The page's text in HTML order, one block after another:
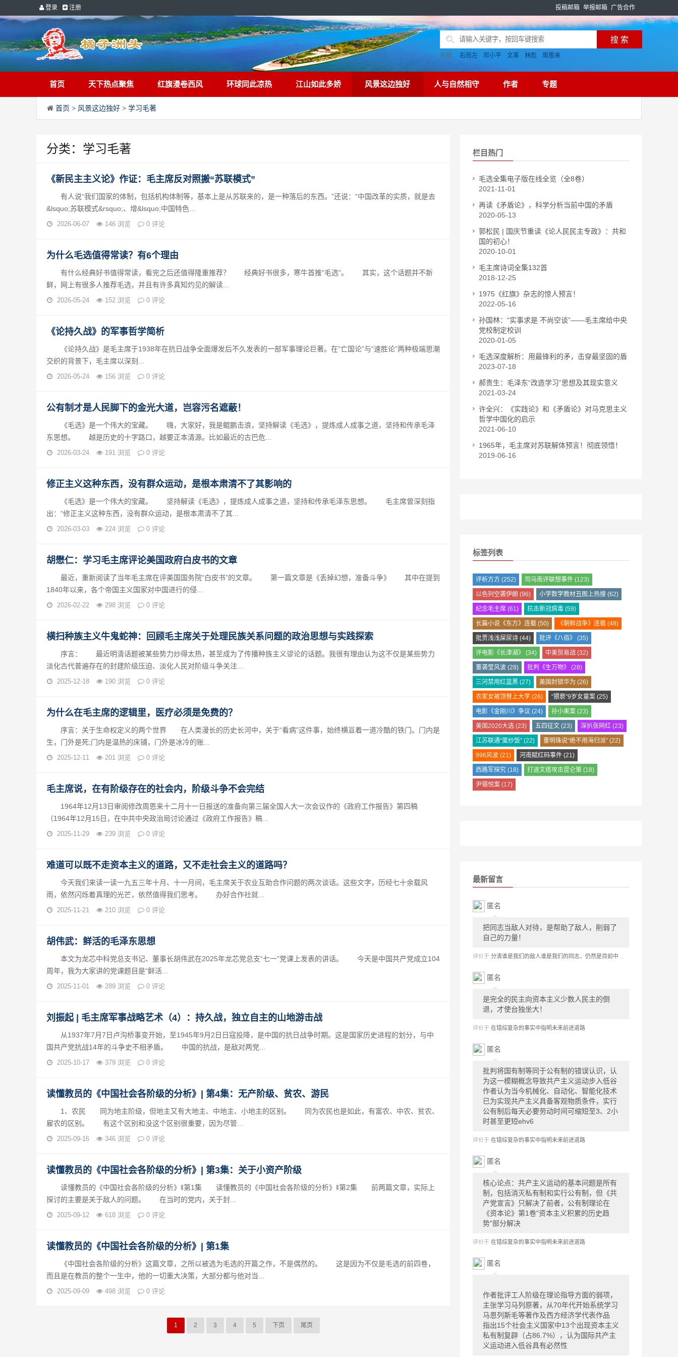
登录 注册 投稿邮箱 举报邮箱 广告合作
热搜： 右而左 邓小平 文革 林彪 周恩来
首页 天下热点聚焦 红旗漫卷西风 环球同此凉热 江山如此多娇 风景这边独好 人与自然相守 作者 专题
首页 > 风景这边独好 > 学习毛著
分类：学习毛著
《新民主主义论》作证：毛主席反对照搬“苏联模式”
有人说“我们国家的体制，包括机构体制等，基本上是从苏联来的，是一种落后的东西。”还说：“中国改革的实质，就是去
&lsquo;苏联模式&rsquo;、增&lsquo;中国特色...
2026-06-07 146 浏览 0 评论
为什么毛选值得常读？有6个理由
有什么经典好书值得常读，看完之后还值得隆重推荐？ 经典好书很多，寒牛首推“毛选”。 其实，这个话题并不新
鲜，网上有很多人推荐毛选，并且有许多真知灼见的解读...
2026-05-24 152 浏览 0 评论
《论持久战》的军事哲学简析
《论持久战》是毛主席于1938年在抗日战争全面爆发后不久发表的一部军事理论巨著。在“亡国论”与“速胜论”两种极端思潮
交织的背景下，毛主席以深刻...
2026-05-24 156 浏览 0 评论
公有制才是人民脚下的金光大道，岂容污名遮蔽！
《毛选》是一个伟大的宝藏。 嗨，大家好，我是鲲鹏击浪，坚持解读《毛选》，提炼成人成事之道，坚持和传承毛泽
东思想。 越是历史的十字路口，越要正本清源。比如最近的古巴危...
2026-03-24 191 浏览 0 评论
修正主义这种东西，没有群众运动，是根本肃清不了其影响的
《毛选》是一个伟大的宝藏。 坚持解读《毛选》，提炼成人成事之道，坚持和传承毛泽东思想。 毛主席曾深刻指
出：“修正主义这种东西，没有群众运动，是根本肃清不了其...
2026-03-03 224 浏览 0 评论
胡懋仁：学习毛主席评论美国政府白皮书的文章
最近，重新阅读了当年毛主席在评美国国务院“白皮书”的文章。 第一篇文章是《丢掉幻想，准备斗争》 其中在提到
1840年以来，各个帝国主义国家对中国进行的侵...
2026-02-22 298 浏览 0 评论
横扫种族主义牛鬼蛇神：回顾毛主席关于处理民族关系问题的政治思想与实践探索
序言： 最近明清话题被某些势力炒得太热，甚至成为了传播种族主义谬论的话题。我很有理由认为这不仅是某些势力
淡化古代普遍存在的封建阶级压迫、淡化人民对阶级斗争关注...
2025-12-18 190 浏览 0 评论
为什么在毛主席的逻辑里，医疗必须是免费的？
序言：关于生命权定义的两个世界 在人类漫长的历史长河中，关于“看病”这件事，始终横亘着一道冷酷的铁门。门内是
生，门外是死;门内是温热的床铺，门外是冰冷的账...
2025-12-11 201 浏览 0 评论
毛主席说，在有阶级存在的社会内，阶级斗争不会完结
1964年12月13日审阅修改周恩来十二月十一日报送的准备向第三届全国人大一次会议作的《政府工作报告》第四稿
（1964年12月15日，在中共中央政治局讨论通过《政府工作报告》稿...
2025-11-29 239 浏览 0 评论
难道可以既不走资本主义的道路，又不走社会主义的道路吗？
今天我们来读一读一九五三年十月、十一月间，毛主席关于农业互助合作问题的两次谈话。这些文字，历经七十余载风
雨，依然闪烁着真理的光芒，依然值得我们思考。 办好合作社就...
2025-11-21 210 浏览 0 评论
胡伟武：鲜活的毛泽东思想
本文为龙芯中科党总支书记、董事长胡伟武在2025年龙芯党总支“七一”党课上发表的讲话。 今天是中国共产党成立104
周年，我为大家讲的党课题目是“鲜活...
2025-11-01 289 浏览 0 评论
刘振起 | 毛主席军事战略艺术（4）：持久战，独立自主的山地游击战
从1937年7月7日卢沟桥事变开始，至1945年9月2日日寇投降，是中国的抗日战争时期。这是国家历史进程的划分，与中
国共产党抗战14年的斗争史不相矛盾。 中国的抗战，是敌对两党...
2025-10-17 379 浏览 0 评论
读懂教员的《中国社会各阶级的分析》| 第4集：无产阶级、贫农、游民
1、农民 同为地主阶级，但地主又有大地主、中地主、小地主的区别。 同为农民也是如此，有富农、中农、贫农、
雇农的区别。 有这个区别和没这个区别很重要，因为尽管...
2025-09-16 346 浏览 0 评论
读懂教员的《中国社会各阶级的分析》| 第3集：关于小资产阶级
读懂教员的《中国社会各阶级的分析》‖第1集 读懂教员的《中国社会各阶级的分析》‖第2集 前两篇文章，实际上
探讨的主要是关于敌人的问题。 在当时的党内，关于封...
2025-09-12 618 浏览 0 评论
读懂教员的《中国社会各阶级的分析》| 第1集
《中国社会各阶级的分析》这篇文章，之所以被选为毛选的开篇之作，不是偶然的。 这是因为不仅是毛选的前四卷，
而且是在教员的整个一生中，他的一切重大决策，大部分都与他对当...
2025-09-09 498 浏览 0 评论
1 2 3 4 5 下页 尾页
栏目热门
毛选全集电子版在线全览（全8卷）
2021-11-01
再读《矛盾论》，科学分析当前中国的矛盾
2020-05-13
郭松民 | 国庆节重读《论人民民主专政》：共和
国的初心！
2020-10-01
毛主席诗词全集132首
2018-12-25
1975《红旗》杂志的惊人预言！
2022-05-16
孙国林：“实事求是 不尚空谈”——毛主席给中央
党校制定校训
2020-01-05
毛选深度解析：用最锋利的矛，击穿最坚固的盾
2023-07-18
郝贵生：毛泽东“改造学习”思想及其现实意义
2021-03-24
许全兴：《实践论》和《矛盾论》对马克思主义
哲学中国化的启示
2021-06-10
1965年，毛主席对苏联解体预言！彻底领悟！
2019-06-16
标签列表
评析方方 (252) 司马南评联想事件 (123)
以色列空袭伊朗 (96) 小学数学教材丑图上热搜 (62)
纪念毛主席 (61) 抗击新冠病毒 (59)
长篇小说《东方》连载 (50) 《朝鲜战争》连载 (48)
批贾浅浅屎尿诗 (44) 批评《八佰》 (35)
评电影《长津湖》 (34) 中美贸易战 (32)
董袭莹风波 (28) 批判《生万物》 (28)
三河禁用红蓝黑 (27) 美国封锁华为 (26)
农家女被顶替上大学 (26) “猥亵”9岁女童案 (25)
电影《金刚川》争议 (24) 孙小果案 (23)
美国2020大选 (23) 五四征文 (23) 深扒张网红 (23)
江苏联通“蛋炒饭” (22) 董明珠说“绝不用海归派” (22)
996风波 (21) 河南赋红码事件 (21)
西路军探究 (18) 打退文痞攻击昆仑策 (18)
尹锡悦案 (17)
最新留言
匿名
把同志当敌人对待，是帮助了敌人，削弱了
自己的力量！
评价于 分清谁是我们的敌人谁是我们的同志，仍然是目前中国共产党在国际斗争中、在反腐斗争中取得胜利的首要问题
匿名
是完全的民主向资本主义少数人民主的倒
退，才使台独坐大！
评价于 在错综复杂的事实中指明未来前进道路
匿名
批判将国有制等同于公有制的错误认识，认
为这一模糊概念导致共产主义运动步入低谷
作者认为当今机械化、自动化、智能化技术
已为实现共产主义具备客观物质条件，实行
公有制后每天必要劳动时间可缩短至3、2小
时甚至更短ehv6
评价于 在错综复杂的事实中指明未来前进道路
匿名
核心论点：共产主义运动的基本问题是所有
制，包括消灭私有制和实行公有制，但《共
产党宣言》只解决了前者，公有制理论在
《资本论》第1卷"资本主义积累的历史趋
势"部分解决
评价于 在错综复杂的事实中指明未来前进道路
匿名
作者批评工人阶级在理论指导方面的弱项，
主张学习马列原著，从70年代开始系统学习
马恩列斯毛等著作及西方经济学代表作品
指出15个社会主义国家中13个出现资本主义
私有制复辟（占86.7%），认为国际共产主
义运动进入低谷具有必然性